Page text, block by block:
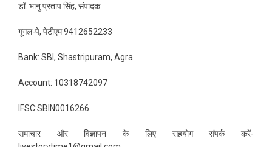
डॉ. भानु प्रताप सिंह, संपादक
गूगल-पे, पेटीएम 9412652233
Bank: SBI, Shastripuram, Agra
Account: 10318742097
IFSC:SBIN0016266
समाचार और विज्ञापन के लिए सहयोग संपर्क करें-